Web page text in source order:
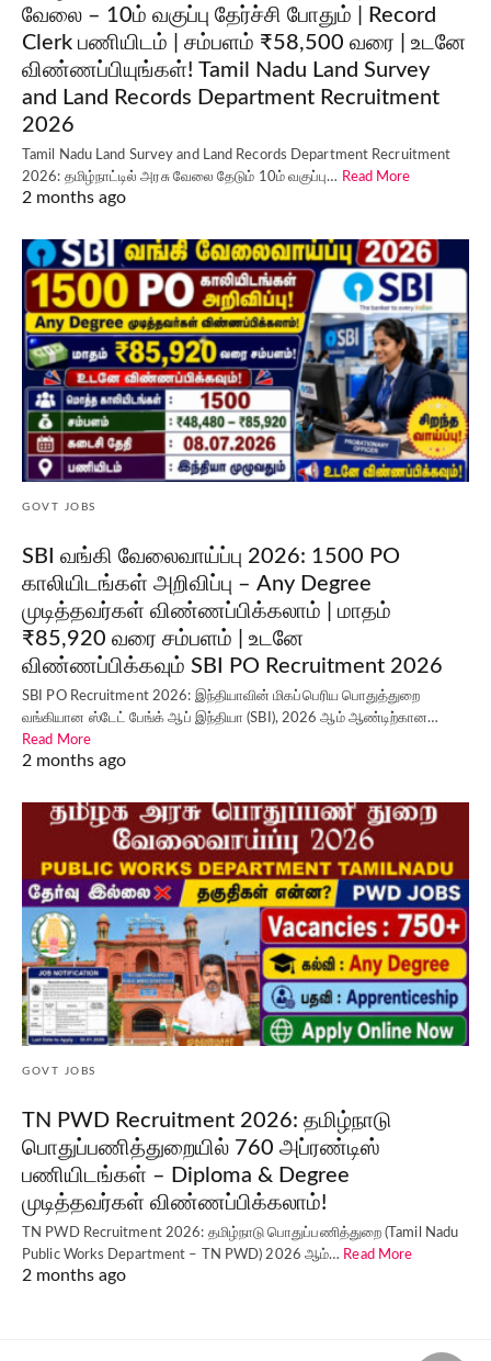
வேலை – 10ம் வகுப்பு தேர்ச்சி போதும் | Record
Clerk பணியிடம் | சம்பளம் ₹58,500 வரை | உடனே
விண்ணப்பியுங்கள்! Tamil Nadu Land Survey
and Land Records Department Recruitment
2026
Tamil Nadu Land Survey and Land Records Department Recruitment
2026: தமிழ்நாட்டில் அரசு வேலை தேடும் 10ம் வகுப்பு… Read More
2 months ago
GOVT JOBS
SBI வங்கி வேலைவாய்ப்பு 2026: 1500 PO
காலியிடங்கள் அறிவிப்பு – Any Degree
முடித்தவர்கள் விண்ணப்பிக்கலாம் | மாதம்
₹85,920 வரை சம்பளம் | உடனே
விண்ணப்பிக்கவும் SBI PO Recruitment 2026
SBI PO Recruitment 2026: இந்தியாவின் மிகப்பெரிய பொதுத்துறை
வங்கியான ஸ்டேட் பேங்க் ஆப் இந்தியா (SBI), 2026 ஆம் ஆண்டிற்கான…
Read More
2 months ago
GOVT JOBS
TN PWD Recruitment 2026: தமிழ்நாடு
பொதுப்பணித்துறையில் 760 அப்ரண்டிஸ்
பணியிடங்கள் – Diploma & Degree
முடித்தவர்கள் விண்ணப்பிக்கலாம்!
TN PWD Recruitment 2026: தமிழ்நாடு பொதுப்பணித்துறை (Tamil Nadu
Public Works Department – TN PWD) 2026 ஆம்… Read More
2 months ago